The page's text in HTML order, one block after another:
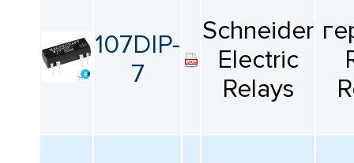
107DIP-
7
Schneider
Electric
Relays